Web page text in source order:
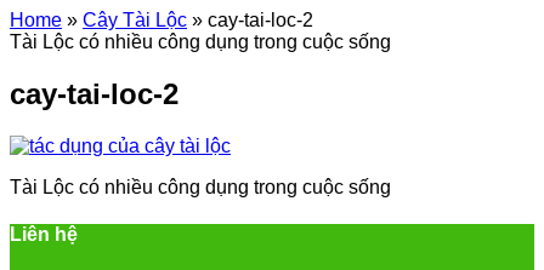
Home » Cây Tài Lộc » cay-tai-loc-2
Tài Lộc có nhiều công dụng trong cuộc sống
cay-tai-loc-2
Tài Lộc có nhiều công dụng trong cuộc sống
Liên hệ